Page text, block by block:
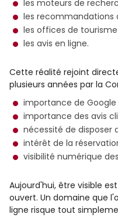
les moteurs de
les recommandations
les offices de tourisme
les avis en ligne.
Cette réalité rejoint
plusieurs années par la
importance de Google
importance des avis
nécessité de disposer
intérêt de la
visibilité numérique
Aujourd'hui, être visible
ouvert. Un domaine que
ligne risque tout